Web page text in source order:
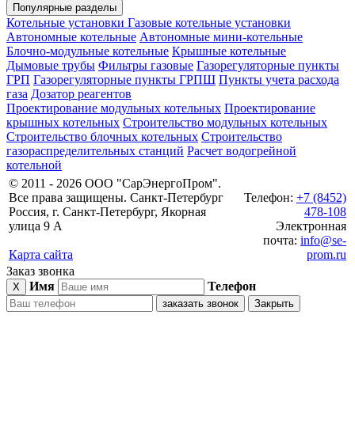
Популярные разделы
Котельные установки Газовые котельные установки
Автономные котельные Автономные мини-котельные
Блочно-модульные котельные Крышные котельные
Дымовые трубы Фильтры газовые Газорегуляторные пункты
ГРП Газорегуляторные пункты ГРПШ Пункты учета расхода
газа Дозатор реагентов
Проектирование модульных котельных Проектирование
крышных котельных Строительство модульных котельных
Строительство блочных котельных Строительство
газораспределительных станций Расчет водогрейной
котельной
© 2011 - 2026 ООО "СарЭнергоПром".
Все права защищены. Санкт-Петербург
Россия, г. Санкт-Петербург, Якорная
улица 9 А
Карта сайта
Телефон: +7 (8452)
478-108
Электронная
почта: info@se-
prom.ru
Заказ звонка
X Имя Телефон
заказать звонок Закрыть